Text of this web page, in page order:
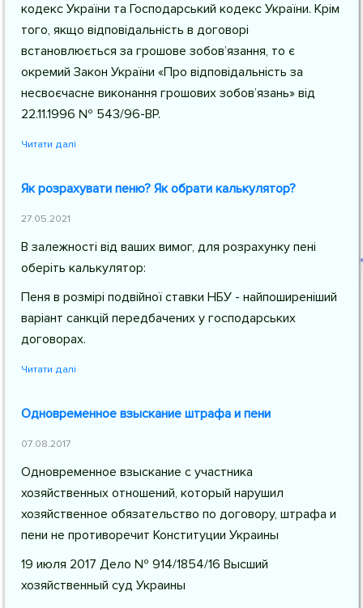
кодекс України та Господарський кодекс України. Крім
того, якщо відповідальність в договорі
встановлюється за грошове зобов’язання, то є
окремий Закон України «Про відповідальність за
несвоєчасне виконання грошових зобов’язань» від
22.11.1996 № 543/96-ВР.
Читати далі
Як розрахувати пеню? Як обрати калькулятор?
27.05.2021
В залежності від ваших вимог, для розрахунку пені
оберіть калькулятор:
Пеня в розмірі подвійної ставки НБУ - найпоширеніший
варіант санкцій передбачених у господарських
договорах.
Читати далі
Одновременное взыскание штрафа и пени
07.08.2017
Одновременное взыскание с участника
хозяйственных отношений, который нарушил
хозяйственное обязательство по договору, штрафа и
пени не противоречит Конституции Украины
19 июля 2017 Дело № 914/1854/16 Высший
хозяйственный суд Украины